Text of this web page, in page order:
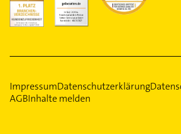
ImpressumDatenschutzerklärung
AGBInhalte melden